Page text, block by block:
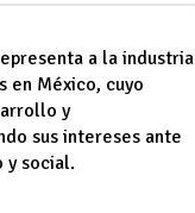
a la industria
en México, cuyo
y
sus intereses ante
y social.